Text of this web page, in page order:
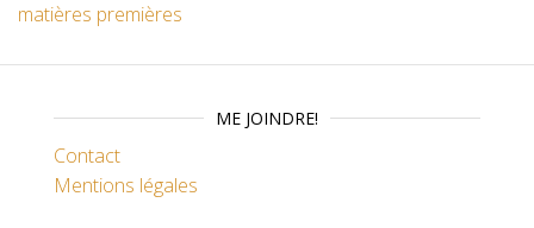
matières premières
ME JOINDRE!
Contact
Mentions légales